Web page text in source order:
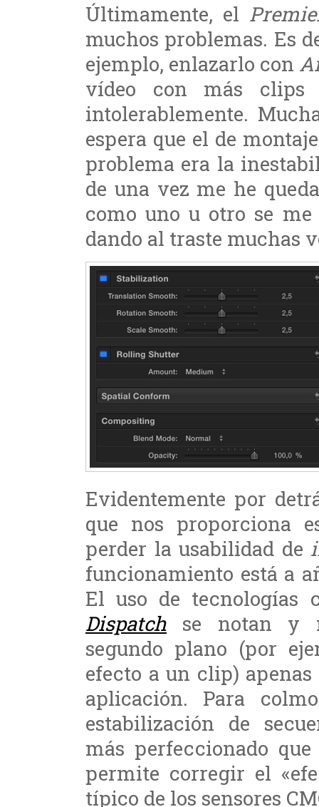
Últimamente, el
muchos problemas. Es
ejemplo, enlazarlo con
vídeo con más clips
intolerablemente.
espera que el de
problema era la
de una vez me he
como uno u otro se
dando al traste muchas
Evidentemente por
que nos proporciona
perder la usabilidad de
funcionamiento está a
El uso de tecnologías
Dispatch se notan y
segundo plano (por
efecto a un clip)
aplicación. Para
estabilización de
más perfeccionado
permite corregir el
típico de los sensores